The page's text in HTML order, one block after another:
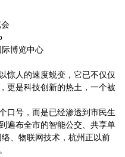
博览中心
惊人的速度蜕变，它已不仅仅
更是科技创新的热土，一个被
口号，而是已经渗透到市民生
遍布全市的智能公交、共享单
、物联网技术，杭州正以前